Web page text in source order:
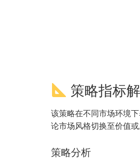
策略指标
该策略在不同市场环境
论市场风格切换至价值
策略分析